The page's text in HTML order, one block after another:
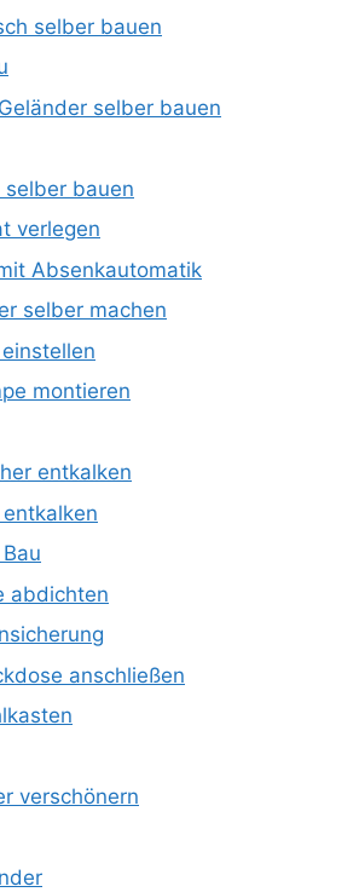
selber bauen
selber bauen
selber bauen
verlegen
Absenkautomatik
selber machen
montieren
entkalken
abdichten
anschließen
verschönern